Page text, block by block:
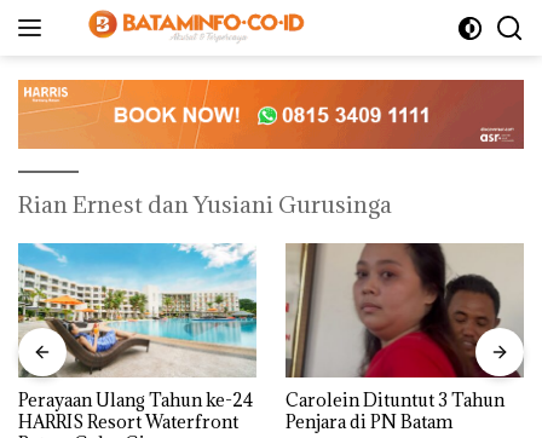
Rian Ernest dan Yusiani Gurusinga
Perayaan Ulang Tahun ke-24
HARRIS Resort Waterfront
Carolein Dituntut 3 Tahun
Penjara di PN Batam